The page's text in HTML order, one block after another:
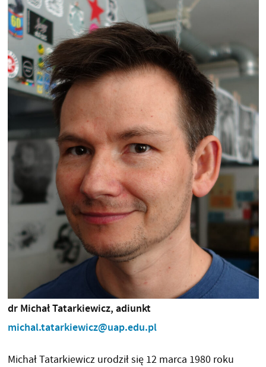
dr Michał Tatarkiewicz, adiunkt
michal.tatarkiewicz@uap.edu.pl
Michał Tatarkiewicz urodził się 12 marca 1980 roku